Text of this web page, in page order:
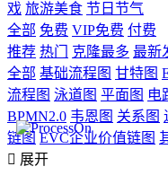
戏 旅游美食 节日节气
全部 免费 VIP免费 付费
推荐 热门 克隆最多 最新
全部 基础流程图 甘特图
流程图 泳道图 平面图 电
BPMN2.0 韦恩图 关系图
链图 EVC企业价值链图
 展开